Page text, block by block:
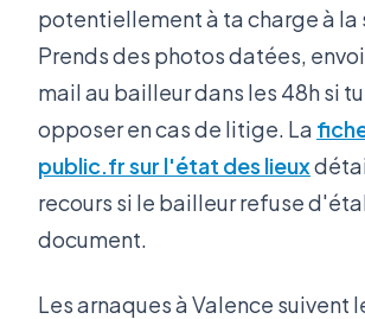
potentiellement à ta charge à la
Prends des photos datées,
mail au bailleur dans les 48h si
opposer en cas de litige. La
public.fr sur l'état des lieux
recours si le bailleur refuse
document.
Les arnaques à Valence suivent